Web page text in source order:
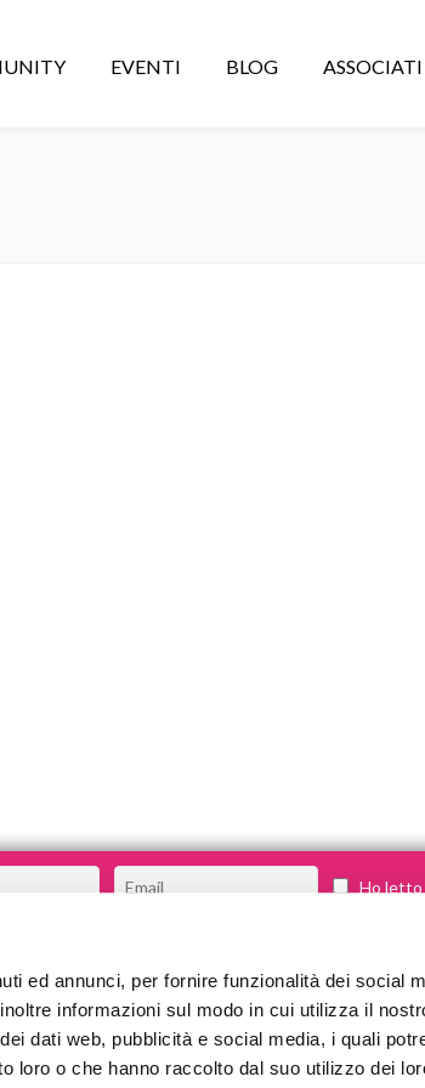
ed annunci, per fornire funzionalità dei social
informazioni sul modo in cui utilizza il
dati web, pubblicità e social media, i quali
loro o che hanno raccolto dal suo utilizzo dei
EVENTI BLOG
Ho letto